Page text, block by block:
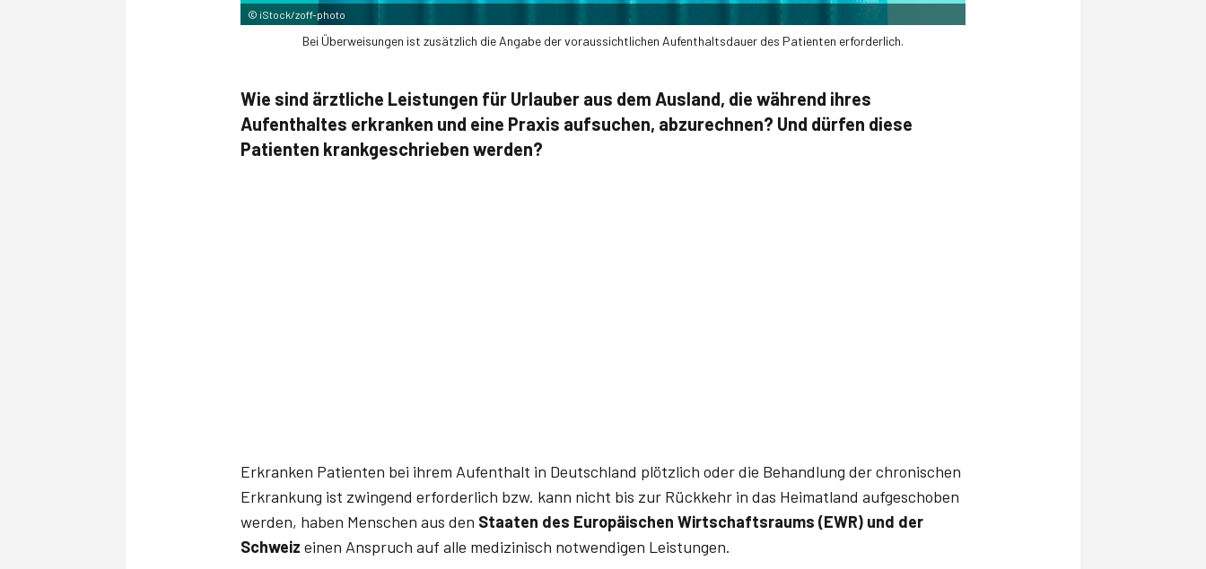
© iStock/zoff-photo
Bei Überweisungen ist zusätzlich die Angabe der voraussichtlichen Aufenthaltsdauer des Patienten erforderlich.
Wie sind ärztliche Leistungen für Urlauber aus dem Ausland, die während ihres
Aufenthaltes erkranken und eine Praxis aufsuchen, abzurechnen? Und dürfen diese
Patienten krankgeschrieben werden?
Erkranken Patienten bei ihrem Aufenthalt in Deutschland plötzlich oder die Behandlung der chronischen
Erkrankung ist zwingend erforderlich bzw. kann nicht bis zur Rückkehr in das Heimatland aufgeschoben
werden, haben Menschen aus den Staaten des Europäischen Wirtschaftsraums (EWR) und der
Schweiz einen Anspruch auf alle medizinisch notwendigen Leistungen.